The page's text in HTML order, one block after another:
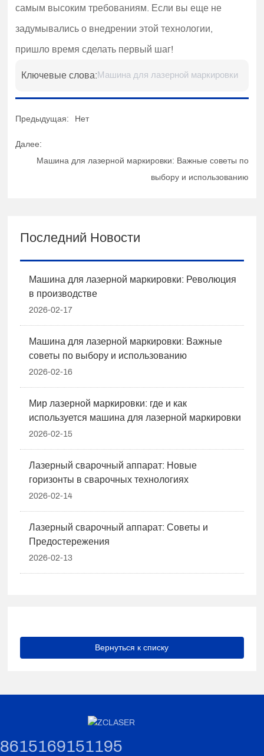
самым высоким требованиям. Если вы еще не
задумывались о внедрении этой технологии,
пришло время сделать первый шаг!
Ключевые слова:Машина для лазерной маркировки
Предыдущая: Нет
Далее:
Машина для лазерной маркировки: Важные советы по
выбору и использованию
Последний Новости
Машина для лазерной маркировки: Революция
в производстве
2026-02-17
Машина для лазерной маркировки: Важные
советы по выбору и использованию
2026-02-16
Мир лазерной маркировки: где и как
используется машина для лазерной маркировки
2026-02-15
Лазерный сварочный аппарат: Новые
горизонты в сварочных технологиях
2026-02-14
Лазерный сварочный аппарат: Советы и
Предостережения
2026-02-13
Вернуться к списку
8615169151195